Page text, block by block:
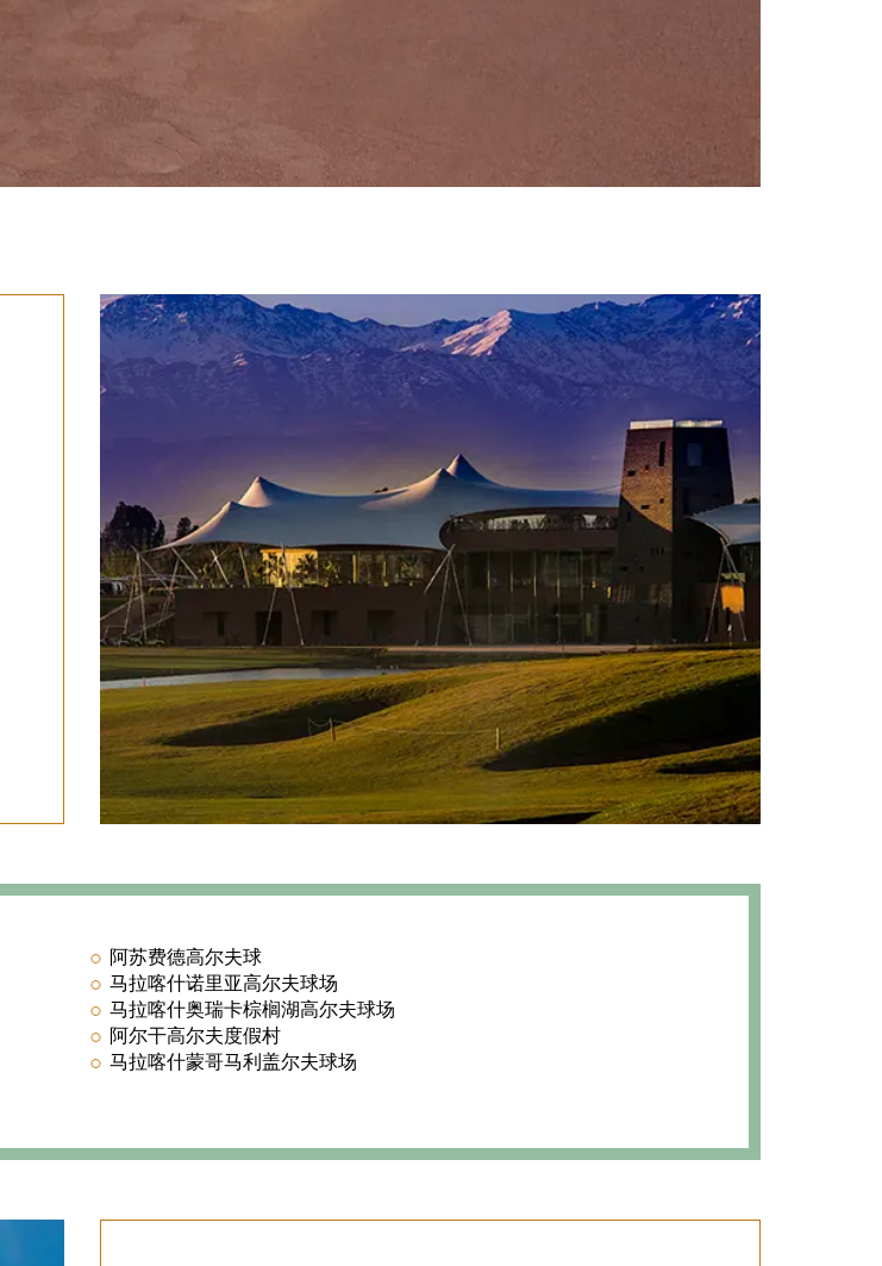
阿苏费德高尔夫球
马拉喀什诺里亚高尔夫球场
马拉喀什奥瑞卡棕榈湖高尔夫球场
阿尔干高尔夫度假村
马拉喀什蒙哥马利盖尔夫球场